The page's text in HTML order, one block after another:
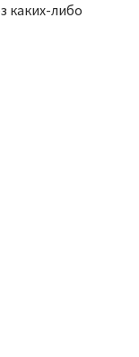
каких-либо